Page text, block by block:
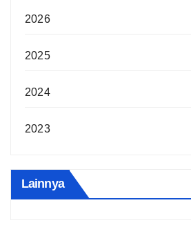
2026
2025
2024
2023
Lainnya